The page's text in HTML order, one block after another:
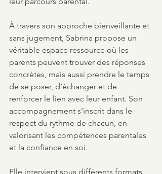
À travers son approche bienveillante et
sans jugement, Sabrina propose un
véritable espace ressource où les
parents peuvent trouver des réponses
concrètes, mais aussi prendre le temps
de se poser, d’échanger et de
renforcer le lien avec leur enfant. Son
accompagnement s’inscrit dans le
respect du rythme de chacun, en
valorisant les compétences parentales
et la confiance en soi.
Elle intervient sous différents formats,